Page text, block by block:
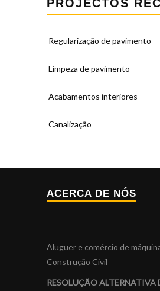
PROJECTOS
Regularização de pavimento
Limpeza de pavimento
Acabamentos interiores
Canalização
ACERCA DE NÓS
Aluguer e comércio de
Construção Civil
RESOLUÇÃO ALTERNATIVA